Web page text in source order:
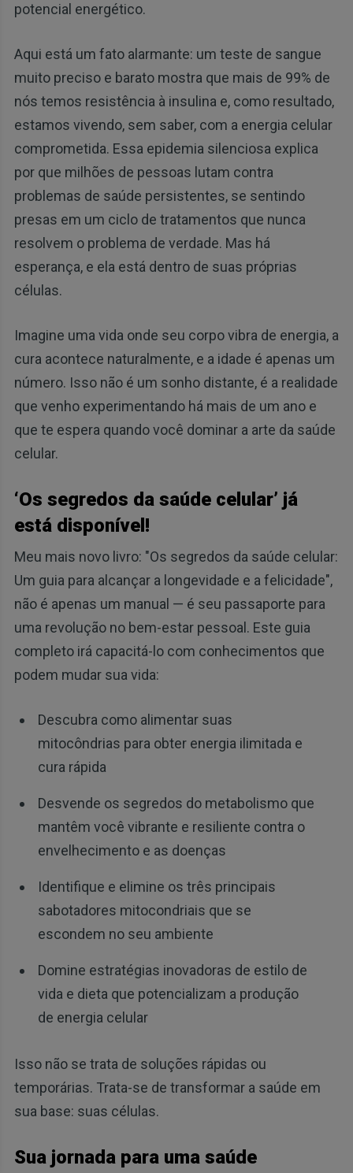
potencial energético.
Aqui está um fato alarmante: um teste de sangue
muito preciso e barato mostra que mais de 99% de
nós temos resistência à insulina e, como resultado,
estamos vivendo, sem saber, com a energia celular
comprometida. Essa epidemia silenciosa explica
por que milhões de pessoas lutam contra
problemas de saúde persistentes, se sentindo
presas em um ciclo de tratamentos que nunca
resolvem o problema de verdade. Mas há
esperança, e ela está dentro de suas próprias
células.
Imagine uma vida onde seu corpo vibra de energia, a
cura acontece naturalmente, e a idade é apenas um
número. Isso não é um sonho distante, é a realidade
que venho experimentando há mais de um ano e
que te espera quando você dominar a arte da saúde
celular.
‘Os segredos da saúde celular’ já
está disponível!
Meu mais novo livro: "Os segredos da saúde celular:
Um guia para alcançar a longevidade e a felicidade",
não é apenas um manual — é seu passaporte para
uma revolução no bem-estar pessoal. Este guia
completo irá capacitá-lo com conhecimentos que
podem mudar sua vida:
Descubra como alimentar suas
mitocôndrias para obter energia ilimitada e
cura rápida
Desvende os segredos do metabolismo que
mantêm você vibrante e resiliente contra o
envelhecimento e as doenças
Identifique e elimine os três principais
sabotadores mitocondriais que se
escondem no seu ambiente
Domine estratégias inovadoras de estilo de
vida e dieta que potencializam a produção
de energia celular
Isso não se trata de soluções rápidas ou
temporárias. Trata-se de transformar a saúde em
sua base: suas células.
Sua jornada para uma saúde